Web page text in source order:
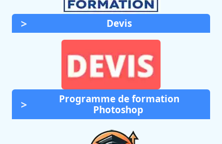
Devis
Programme de formation
Photoshop